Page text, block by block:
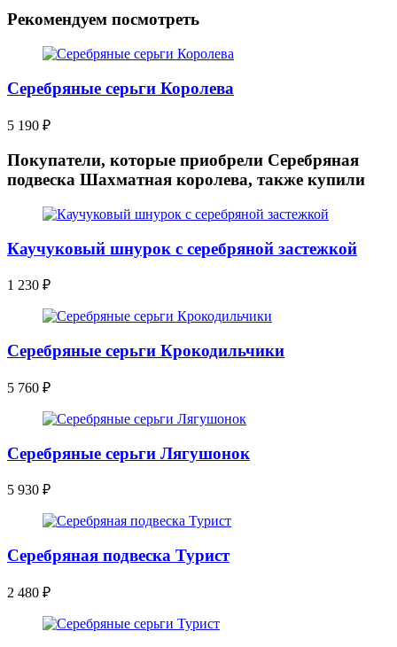
Рекомендуем посмотреть
Серебряные серьги Королева
5 190 ₽
Покупатели, которые приобрели Серебряная
подвеска Шахматная королева, также купили
Каучуковый шнурок с серебряной застежкой
1 230 ₽
Серебряные серьги Крокодильчики
5 760 ₽
Серебряные серьги Лягушонок
5 930 ₽
Серебряная подвеска Турист
2 480 ₽